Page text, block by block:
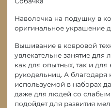
Наволочка на подушку в
оригинальное украшение
Вышивание в ковровой
увлекательне занятие для
как для опытных, так и
рукодельниц. А благодаря
используемой в наборах
даже для людей со
подойдет для развития